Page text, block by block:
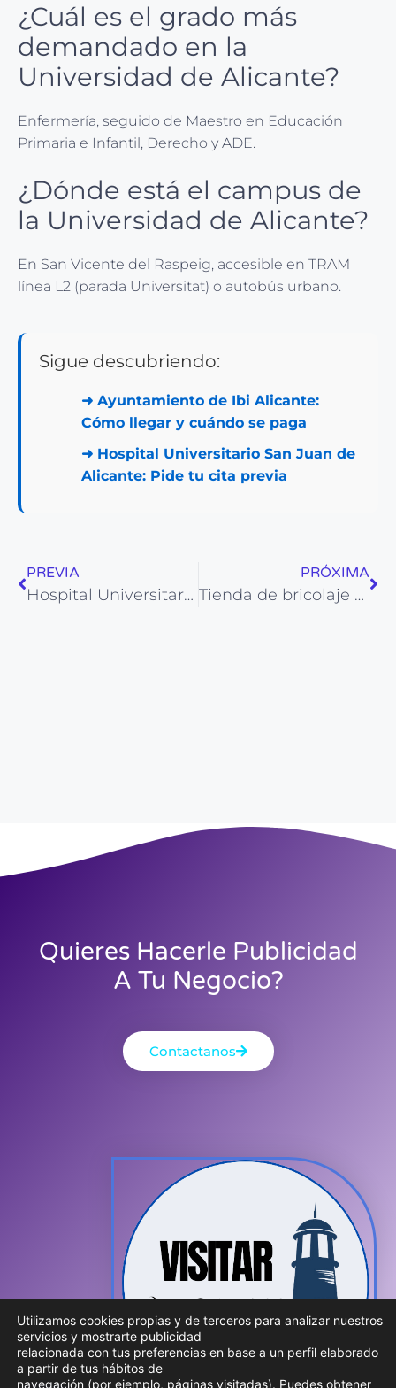
¿Cuál es el grado más
demandado en la
Universidad de Alicante?
Enfermería, seguido de Maestro en Educación
Primaria e Infantil, Derecho y ADE.
¿Dónde está el campus de
la Universidad de Alicante?
En San Vicente del Raspeig, accesible en TRAM
línea L2 (parada Universitat) o autobús urbano.
Sigue descubriendo:
➜ Ayuntamiento de Ibi Alicante:
Cómo llegar y cuándo se paga
➜ Hospital Universitario San Juan de
Alicante: Pide tu cita previa
PREVIA
Hospital Universitario San Juan de Alicante: Pide tu cita previa
PRÓXIMA
Tienda de bricolaje Leroy Merlín Alicante: Ubicación y contactos
Quieres Hacerle Publicidad
A Tu Negocio?
Contactanos
Utilizamos cookies propias y de terceros para analizar nuestros
servicios y mostrarte publicidad
relacionada con tus preferencias en base a un perfil elaborado
a partir de tus hábitos de
navegación (por ejemplo, páginas visitadas). Puedes obtener